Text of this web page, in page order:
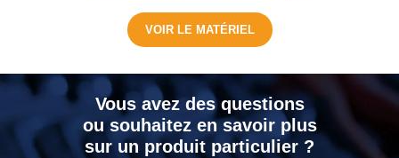
VOIR LE MATÉRIEL
Vous avez des questions
ou souhaitez en savoir plus
sur un produit particulier ?